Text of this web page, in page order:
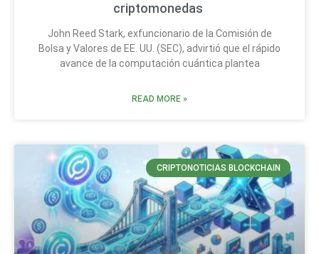
criptomonedas
John Reed Stark, exfuncionario de la Comisión de
Bolsa y Valores de EE. UU. (SEC), advirtió que el rápido
avance de la computación cuántica plantea
READ MORE »
CRIPTONOTICIAS BLOCKCHAIN